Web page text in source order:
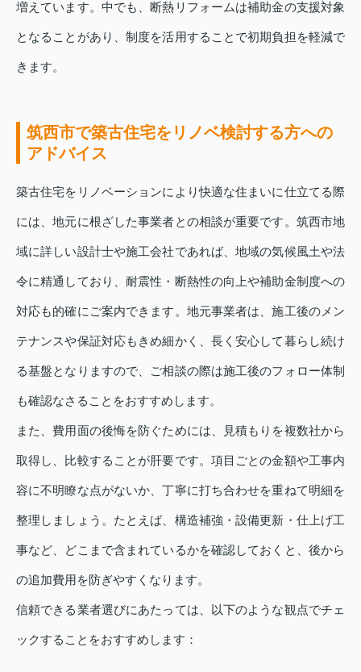
増えています。中でも、断熱リフォームは補助金の支援対象
となることがあり、制度を活用することで初期負担を軽減で
きます。
筑西市で築古住宅をリノベ検討する方への
アドバイス
築古住宅をリノベーションにより快適な住まいに仕立てる際
には、地元に根ざした事業者との相談が重要です。筑西市地
域に詳しい設計士や施工会社であれば、地域の気候風土や法
令に精通しており、耐震性・断熱性の向上や補助金制度への
対応も的確にご案内できます。地元事業者は、施工後のメン
テナンスや保証対応もきめ細かく、長く安心して暮らし続け
る基盤となりますので、ご相談の際は施工後のフォロー体制
も確認なさることをおすすめします。
また、費用面の後悔を防ぐためには、見積もりを複数社から
取得し、比較することが肝要です。項目ごとの金額や工事内
容に不明瞭な点がないか、丁寧に打ち合わせを重ねて明細を
整理しましょう。たとえば、構造補強・設備更新・仕上げ工
事など、どこまで含まれているかを確認しておくと、後から
の追加費用を防ぎやすくなります。
信頼できる業者選びにあたっては、以下のような観点でチェ
ックすることをおすすめします：